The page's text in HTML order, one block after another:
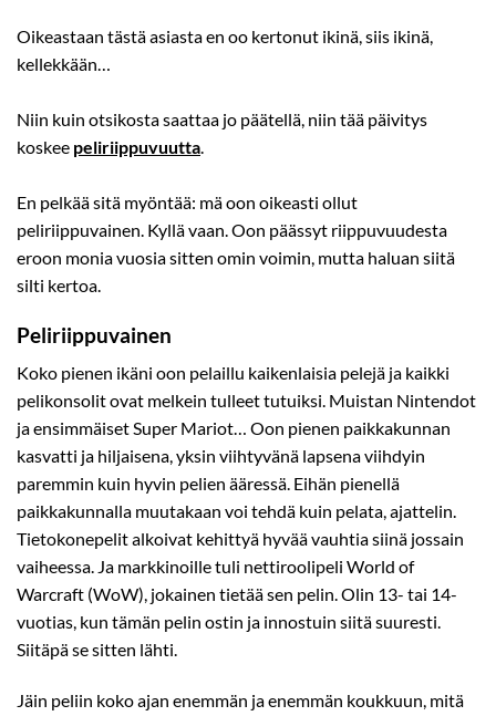
Oikeastaan tästä asiasta en oo kertonut ikinä, siis ikinä,
kellekkään…
Niin kuin otsikosta saattaa jo päätellä, niin tää päivitys
koskee peliriippuvuutta.
En pelkää sitä myöntää: mä oon oikeasti ollut
peliriippuvainen. Kyllä vaan. Oon päässyt riippuvuudesta
eroon monia vuosia sitten omin voimin, mutta haluan siitä
silti kertoa.
Peliriippuvainen
Koko pienen ikäni oon pelaillu kaikenlaisia pelejä ja kaikki
pelikonsolit ovat melkein tulleet tutuiksi. Muistan Nintendot
ja ensimmäiset Super Mariot… Oon pienen paikkakunnan
kasvatti ja hiljaisena, yksin viihtyvänä lapsena viihdyin
paremmin kuin hyvin pelien ääressä. Eihän pienellä
paikkakunnalla muutakaan voi tehdä kuin pelata, ajattelin.
Tietokonepelit alkoivat kehittyä hyvää vauhtia siinä jossain
vaiheessa. Ja markkinoille tuli nettiroolipeli World of
Warcraft (WoW), jokainen tietää sen pelin. Olin 13- tai 14-
vuotias, kun tämän pelin ostin ja innostuin siitä suuresti.
Siitäpä se sitten lähti.
Jäin peliin koko ajan enemmän ja enemmän koukkuun, mitä